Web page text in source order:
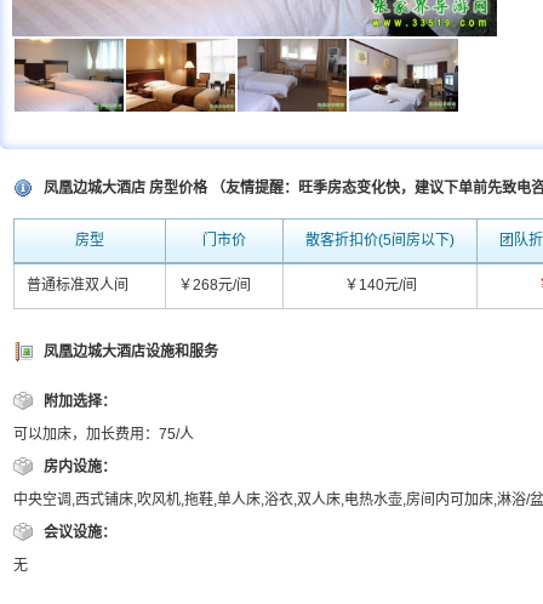
凤凰边城大酒店 房型价格 （友情提醒：旺季房态变化快，建议下单前先致电
房型 门市价 散客折扣价(5间房以下) 团队
普通标准双人间 ￥268元/间 ￥140元/间
凤凰边城大酒店设施和服务
附加选择：
可以加床，加长费用：75/人
房内设施：
中央空调,西式铺床,吹风机,拖鞋,单人床,浴衣,双人床,电热水壶,房间内可加床,淋浴/
会议设施：
无